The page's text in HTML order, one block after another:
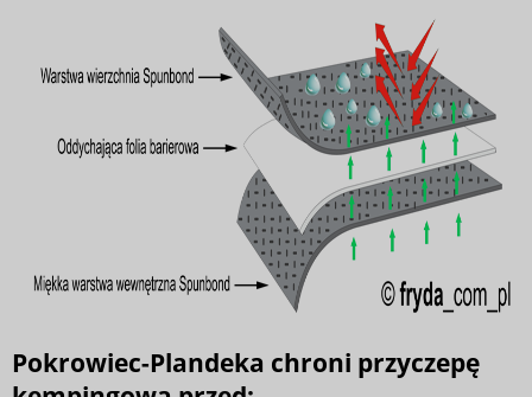
Pokrowiec-Plandeka chroni przyczepę